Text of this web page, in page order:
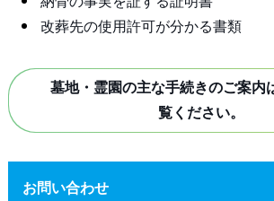
改葬先の使用許可が分かる書類
墓地・霊園の主な手続きのご案内
覧ください。
お問い合わせ